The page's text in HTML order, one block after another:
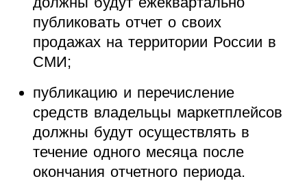
публиковать отчет о своих
продажах на территории России в
СМИ;
публикацию и перечисление
средств владельцы маркетплейсов
должны будут осуществлять в
течение одного месяца после
окончания отчетного периода.